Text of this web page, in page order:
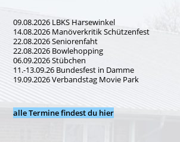
09.08.2026 LBKS Harsewinkel
14.08.2026 Manöverkritik Schützenfest
22.08.2026 Seniorenfaht
22.08.2026 Bowlehopping
06.09.2026 Stübchen
11.-13.09.26 Bundesfest in Damme
19.09.2026 Verbandstag Movie Park
alle Termine findest du hier